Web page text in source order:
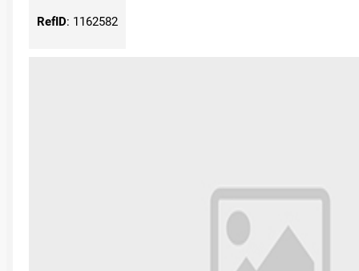
RefID: 1162582